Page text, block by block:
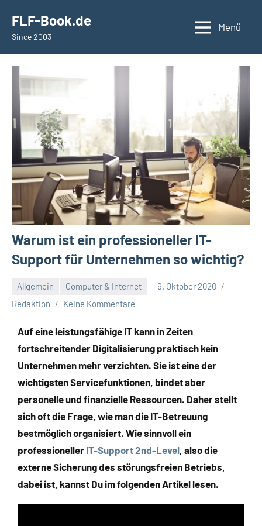
springen
FLF-Book.de
Since 2003
Menü
Warum ist ein professioneller IT-
Support für Unternehmen so wichtig?
Allgemein Computer & Internet
6. Oktober 2020
Redaktion
Keine Kommentare
Auf eine leistungsfähige IT kann in Zeiten
fortschreitender Digitalisierung praktisch kein
Unternehmen mehr verzichten. Sie ist eine der
wichtigsten Servicefunktionen, bindet aber
personelle und finanzielle Ressourcen. Daher stellt
sich oft die Frage, wie man die IT-Betreuung
bestmöglich organisiert. Wie sinnvoll ein
professioneller IT-Support 2nd-Level , also die
externe Sicherung des störungsfreien Betriebs,
dabei ist, kannst Du im folgenden Artikel lesen.